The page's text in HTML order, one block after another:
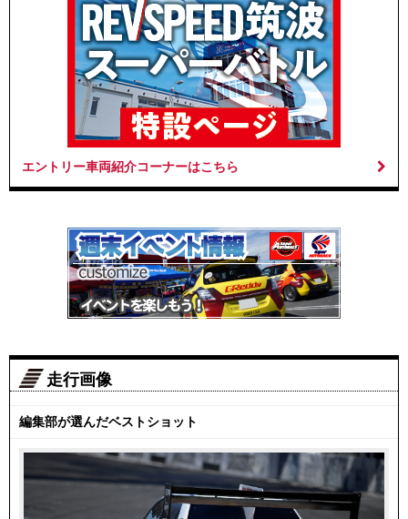
エントリー車両紹介コーナーはこちら
走行画像
編集部が選んだベストショット